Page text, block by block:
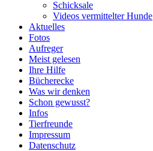
Schicksale
Videos vermittelter Hunde
Aktuelles
Fotos
Aufreger
Meist gelesen
Ihre Hilfe
Bücherecke
Was wir denken
Schon gewusst?
Infos
Tierfreunde
Impressum
Datenschutz